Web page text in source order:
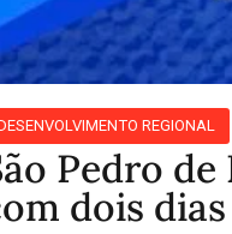
REGIONAL
Pedro
dois